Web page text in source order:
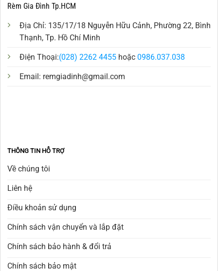
Rèm Gia Đình Tp.HCM
Địa Chỉ: 135/17/18 Nguyễn Hữu Cảnh, Phường 22, Bình
Thạnh, Tp. Hồ Chí Minh
Điện Thoại:(028) 2262 4455 hoặc 0986.037.038
Email: remgiadinh@gmail.com
THÔNG TIN HỖ TRỢ
Về chúng tôi
Liên hệ
Điều khoản sử dụng
Chính sách vận chuyển và lắp đặt
Chính sách bảo hành & đổi trả
Chính sách bảo mật